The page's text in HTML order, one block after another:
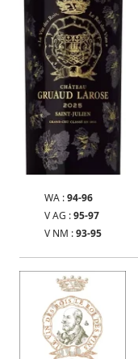
WA :94-96
V AG :95-97
V NM :93-95